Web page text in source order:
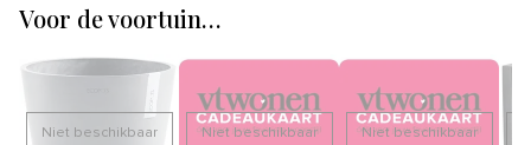
Voor de voortuin…
Niet beschikbaar Niet beschikbaar Niet beschikbaar